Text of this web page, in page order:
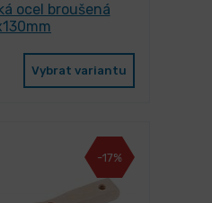
ocel broušená
Vybrat variantu
-17%